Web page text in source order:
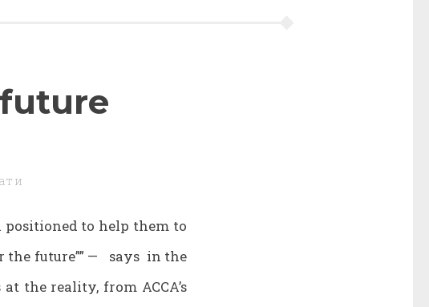
to help them to
the future”” — says in the
the reality, from ACCA’s